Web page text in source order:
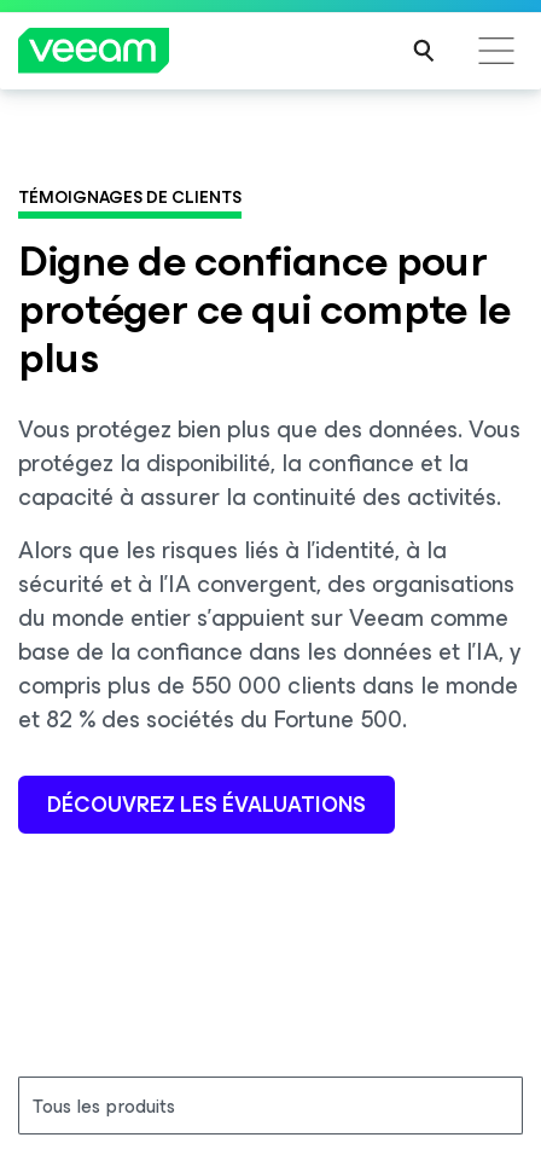
LIRE
LA
SUIT
plateforme. Un contrôle total.
DÉCOUVRIR
TÉMOIGNAGES DE CLIENTS
Digne de confiance pour
protéger ce qui compte le
plus
Vous protégez bien plus que des données. Vous
protégez la disponibilité, la confiance et la
capacité à assurer la continuité des activités.
Alors que les risques liés à l’identité, à la
sécurité et à l’IA convergent, des organisations
du monde entier s’appuient sur Veeam comme
base de la confiance dans les données et l’IA, y
compris plus de 550 000 clients dans le monde
et 82 % des sociétés du Fortune 500.
DÉCOUVREZ LES ÉVALUATIONS
Tous les produits